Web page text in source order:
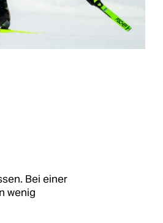
Bei einer
wenig